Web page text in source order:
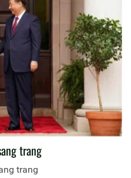
nhân tạo và khủng
gặp này có ý nghĩa tích cực
trong quan hệ hai nước.
rằng, kết quả và sự
là khá mong manh.
trang
trang